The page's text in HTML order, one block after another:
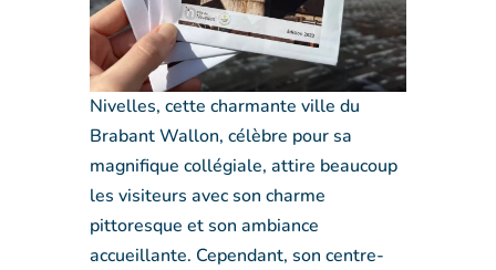
Nivelles, cette charmante ville du
Brabant Wallon, célèbre pour sa
magnifique collégiale, attire beaucoup
les visiteurs avec son charme
pittoresque et son ambiance
accueillante. Cependant, son centre-